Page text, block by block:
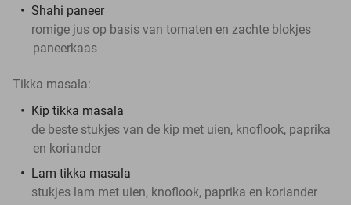
Shahi paneer
romige jus op basis van tomaten en zachte blokjes
paneerkaas
Tikka masala:
Kip tikka masala
de beste stukjes van de kip met uien, knoflook, paprika
en koriander
Lam tikka masala
stukjes lam met uien, knoflook, paprika en koriander